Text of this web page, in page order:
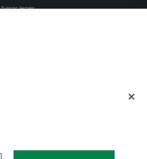
Avisos legais